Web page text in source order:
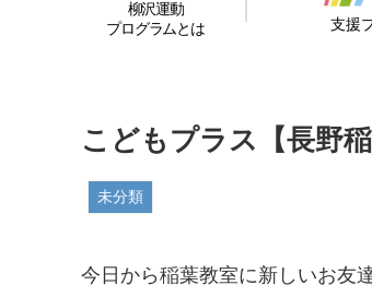
柳沢運動
プログラムとは
支援
こどもプラス【長野
未分類
今日から稲葉教室に新しいお友